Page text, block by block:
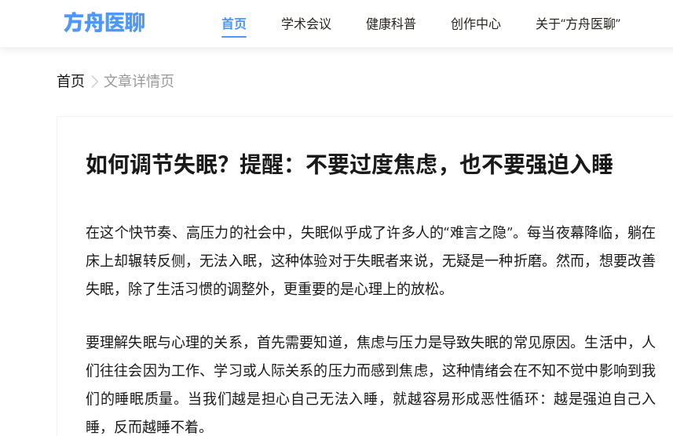
首页 学术会议 健康科普 创作中心 关于“方舟医聊”
首页 文章详情页
如何调节失眠？提醒：不要过度焦虑，也不要强迫入睡
在这个快节奏、高压力的社会中，失眠似乎成了许多人的“难言之隐”。每当夜幕降临，躺在
床上却辗转反侧，无法入眠，这种体验对于失眠者来说，无疑是一种折磨。然而，想要改善
失眠，除了生活习惯的调整外，更重要的是心理上的放松。
要理解失眠与心理的关系，首先需要知道，焦虑与压力是导致失眠的常见原因。生活中，人
们往往会因为工作、学习或人际关系的压力而感到焦虑，这种情绪会在不知不觉中影响到我
们的睡眠质量。当我们越是担心自己无法入睡，就越容易形成恶性循环：越是强迫自己入
睡，反而越睡不着。